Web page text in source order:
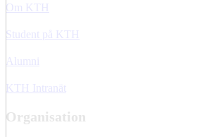
Om KTH
Student på KTH
Alumni
KTH Intranät
Organisation